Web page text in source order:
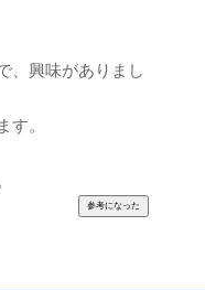
、興味がありまし
す。